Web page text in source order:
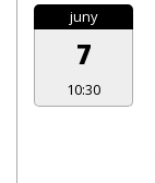
juny
7
10:30